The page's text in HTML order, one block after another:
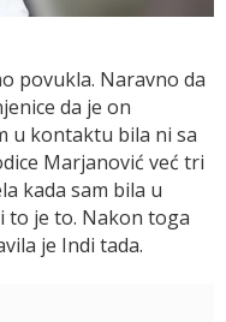
povukla. Naravno da
da je on
u kontaktu bila ni sa
Marjanović već tri
kada sam bila u
to je to. Nakon toga
je Indi tada.